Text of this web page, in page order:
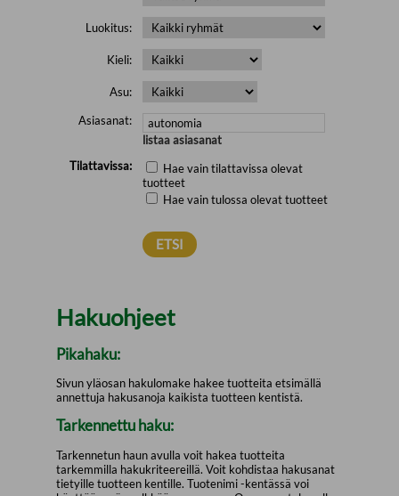
Luokitus:
Kieli:
Asu:
Asiasanat:
listaa asiasanat
Tilattavissa:
Hae vain tilattavissa olevat
tuotteet
Hae vain tulossa olevat tuotteet
Hakuohjeet
Pikahaku:
Sivun yläosan hakulomake hakee tuotteita etsimällä
annettuja hakusanoja kaikista tuotteen kentistä.
Tarkennettu haku:
Tarkennetun haun avulla voit hakea tuotteita
tarkemmilla hakukriteereillä. Voit kohdistaa hakusanat
tietyille tuotteen kentille. Tuotenimi -kentässä voi